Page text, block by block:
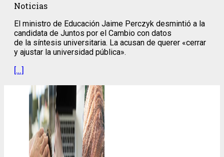
Noticias
El ministro de Educación Jaime Perczyk desmintió a la
candidata de Juntos por el Cambio con datos
de la síntesis universitaria. La acusan de querer «cerrar
y ajustar la universidad pública».
[…]